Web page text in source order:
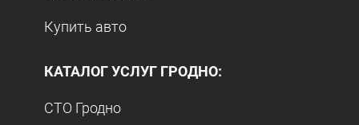
Купить авто
КАТАЛОГ УСЛУГ ГРОДНО:
СТО Гродно